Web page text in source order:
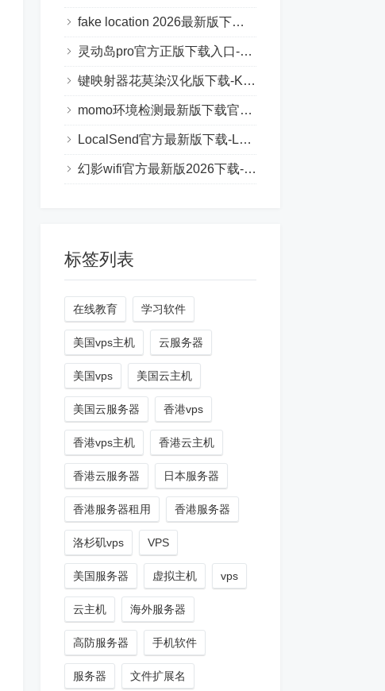
fake location 2026最新版下载-fake location最新版本下载安卓版
灵动岛pro官方正版下载入口-灵动岛pro最新版下载安卓版
键映射器花莫染汉化版下载-KeyMapper花莫染中文版下载安卓版
momo环境检测最新版下载官网入口-momo环境检测官方正版下载安卓版
LocalSend官方最新版下载-LocalSend中文版下载安卓版
幻影wifi官方最新版2026下载-幻影wifi暴力破解最新版下载安卓版
标签列表
在线教育 学习软件
美国vps主机 云服务器
美国vps 美国云主机
美国云服务器 香港vps
香港vps主机 香港云主机
香港云服务器 日本服务器
香港服务器租用 香港服务器
洛杉矶vps VPS
美国服务器 虚拟主机 vps
云主机 海外服务器
高防服务器 手机软件
服务器 文件扩展名